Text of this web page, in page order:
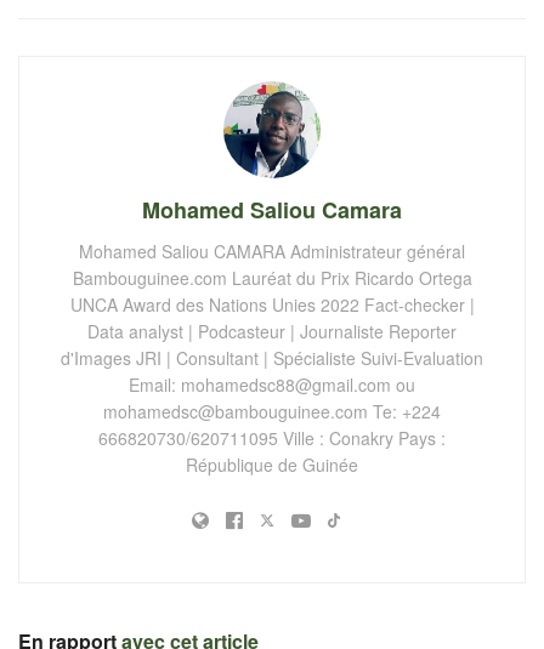
Mohamed Saliou Camara
Mohamed Saliou CAMARA Administrateur général
Bambouguinee.com Lauréat du Prix Ricardo Ortega
UNCA Award des Nations Unies 2022 Fact-checker |
Data analyst | Podcasteur | Journaliste Reporter
d'Images JRI | Consultant | Spécialiste Suivi-Evaluation
Email: mohamedsc88@gmail.com ou
mohamedsc@bambouguinee.com Te: +224
666820730/620711095 Ville : Conakry Pays :
République de Guinée
En rapportavec cet article